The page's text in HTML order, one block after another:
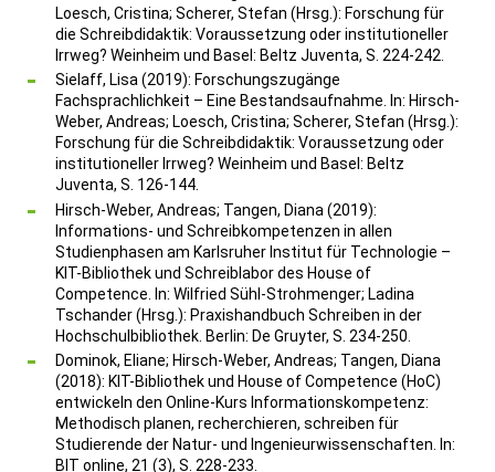
Loesch, Cristina; Scherer, Stefan (Hrsg.): Forschung für
die Schreibdidaktik: Voraussetzung oder institutioneller
Irrweg? Weinheim und Basel: Beltz Juventa, S. 224-242.
Sielaff, Lisa (2019): Forschungszugänge
Fachsprachlichkeit – Eine Bestandsaufnahme. In: Hirsch-
Weber, Andreas; Loesch, Cristina; Scherer, Stefan (Hrsg.):
Forschung für die Schreibdidaktik: Voraussetzung oder
institutioneller Irrweg? Weinheim und Basel: Beltz
Juventa, S. 126-144.
Hirsch-Weber, Andreas; Tangen, Diana (2019):
Informations- und Schreibkompetenzen in allen
Studienphasen am Karlsruher Institut für Technologie –
KIT-Bibliothek und Schreiblabor des House of
Competence. In: Wilfried Sühl-Strohmenger; Ladina
Tschander (Hrsg.): Praxishandbuch Schreiben in der
Hochschulbibliothek. Berlin: De Gruyter, S. 234-250.
Dominok, Eliane; Hirsch-Weber, Andreas; Tangen, Diana
(2018): KIT-Bibliothek und House of Competence (HoC)
entwickeln den Online-Kurs Informationskompetenz:
Methodisch planen, recherchieren, schreiben für
Studierende der Natur- und Ingenieurwissenschaften. In:
BIT online, 21 (3), S. 228-233.